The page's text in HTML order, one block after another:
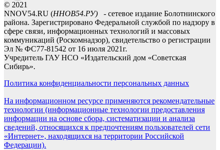
© 2021
NNOV54.RU (ННОВ54.РУ) - сетевое издание Болотнинского
района. Зарегистрировано Федеральной службой по надзору в
сфере связи, информационных технологий и массовых
коммуникаций (Роскомнадзор), свидетельство о регистрации
Эл № ФС77-81542 от 16 июля 2021г.
Учредитель ГАУ НСО «Издательский дом «Советская
Сибирь».
Политика конфиденциальности персональных данных
На информационном ресурсе применяются рекомендательные
технологии (информационные технологии предоставления
информации на основе сбора, систематизации и анализа
сведений, относящихся к предпочтениям пользователей сети
«Интернет», находящихся на территории Российской
Федерации).